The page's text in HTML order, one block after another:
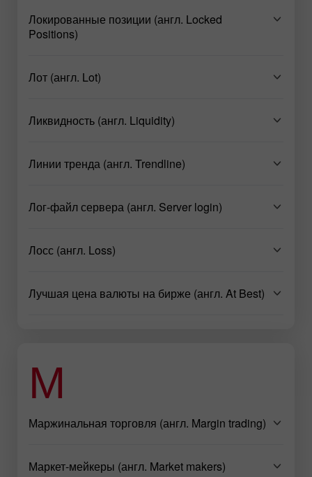
Локированные позиции (англ. Locked
Positions)
Лот (англ. Lot)
Ликвидность (англ. Liquidity)
Линии тренда (англ. Trendline)
Лог-файл сервера (англ. Server login)
Лосс (англ. Loss)
Лучшая цена валюты на бирже (англ. At Best)
М
Маржинальная торговля (англ. Margin trading)
Маркет-мейкеры (англ. Market makers)